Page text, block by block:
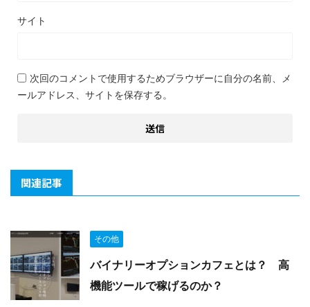
サイト
次回のコメントで使用するためブラウザーに自分の名前、メ
ールアドレス、サイトを保存する。
関連記事
その他
バイナリーオプションカフェとは？ 高
機能ツールで稼げるのか？